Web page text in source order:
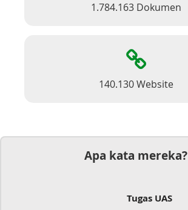
1.784.163 Dokumen
140.130 Website
Apa kata mereka?
Tugas UAS